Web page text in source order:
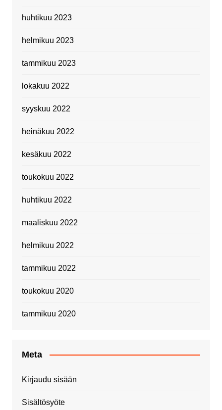
huhtikuu 2023
helmikuu 2023
tammikuu 2023
lokakuu 2022
syyskuu 2022
heinäkuu 2022
kesäkuu 2022
toukokuu 2022
huhtikuu 2022
maaliskuu 2022
helmikuu 2022
tammikuu 2022
toukokuu 2020
tammikuu 2020
Meta
Kirjaudu sisään
Sisältösyöte